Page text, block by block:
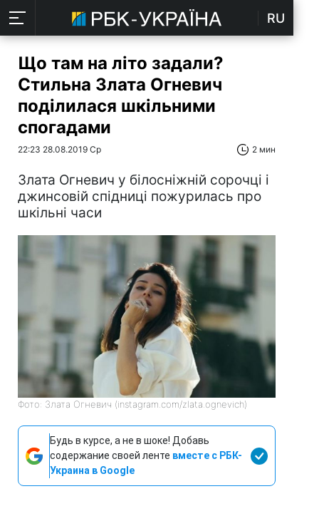
RU
Що там на літо задали?
Стильна Злата Огневич
поділилася шкільними
спогадами
22:23 28.08.2019 Ср 2 мин
Злата Огневич у білосніжній сорочці і
джинсовій спідниці пожурилась про
шкільні часи
Фото: Злата Огневич (instagram.com/zlata.ognevich)
Будь в курсе, а не в шоке! Добавь
содержание своей ленте вместе с РБК-
Украина в Google